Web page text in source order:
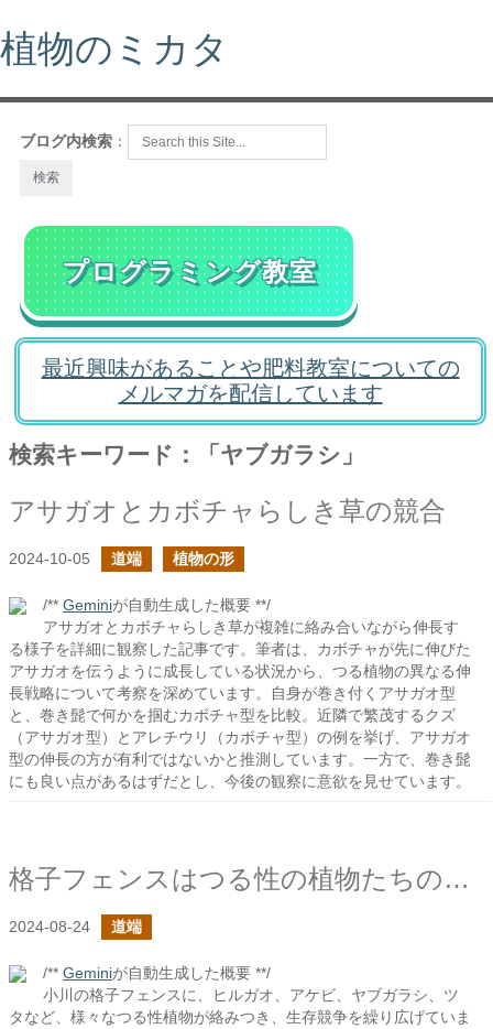
植物のミカタ
ブログ内検索 ：
プログラミング教室
最近興味があることや肥料教室についての
メルマガを配信しています
検索キーワード：「ヤブガラシ」
アサガオとカボチャらしき草の競合
2024-10-05 道端 植物の形
/** Geminiが自動生成した概要 **/
アサガオとカボチャらしき草が複雑に絡み合いながら伸長す
る様子を詳細に観察した記事です。筆者は、カボチャが先に伸びた
アサガオを伝うように成長している状況から、つる植物の異なる伸
長戦略について考察を深めています。自身が巻き付くアサガオ型
と、巻き髭で何かを掴むカボチャ型を比較。近隣で繁茂するクズ
（アサガオ型）とアレチウリ（カボチャ型）の例を挙げ、アサガオ
型の伸長の方が有利ではないかと推測しています。一方で、巻き髭
にも良い点があるはずだとし、今後の観察に意欲を見せています。
格子フェンスはつる性の植物たちの戦場
2024-08-24 道端
/** Geminiが自動生成した概要 **/
小川の格子フェンスに、ヒルガオ、アケビ、ヤブガラシ、ツ
タなど、様々なつる性植物が絡みつき、生存競争を繰り広げていま